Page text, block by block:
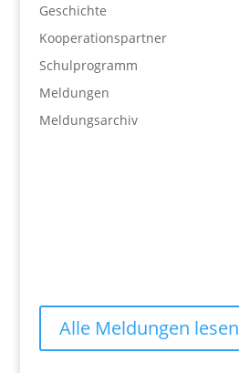
Geschichte
Kooperationspartner
Schulprogramm
Meldungen
Meldungsarchiv
Alle Meldungen lesen